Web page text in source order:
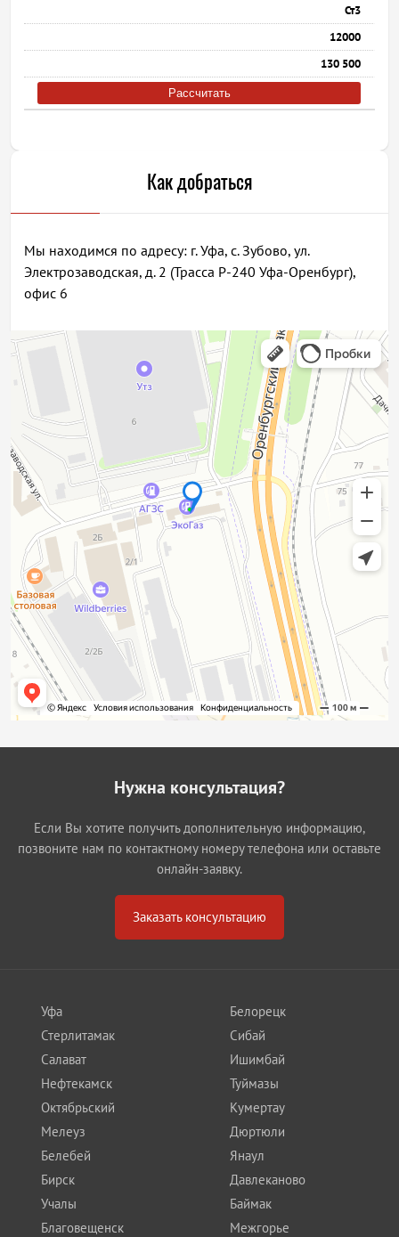
Ст3
12000
130 500
Рассчитать
Как добраться
Мы находимся по адресу: г. Уфа, с. Зубово, ул.
Электрозаводская, д. 2 (Трасса Р-240 Уфа-Оренбург),
офис 6
Нужна консультация?
Если Вы хотите получить дополнительную информацию,
позвоните нам по контактному номеру телефона или оставьте
онлайн-заявку.
Заказать консультацию
Уфа
Стерлитамак
Салават
Нефтекамск
Октябрьский
Белорецк
Сибай
Ишимбай
Туймазы
Кумертау
Мелеуз
Белебей
Бирск
Учалы
Благовещенск
Дюртюли
Янаул
Давлеканово
Баймак
Межгорье